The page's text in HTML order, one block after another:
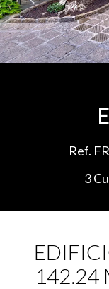
Ref.
3
142.24